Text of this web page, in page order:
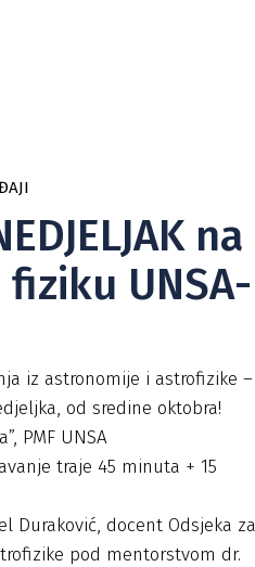
na
UNSA-
iz astronomije i astrofizike –
od sredine oktobra!
PMF UNSA
traje 45 minuta + 15
Duraković, docent Odsjeka za
pod mentorstvom dr.